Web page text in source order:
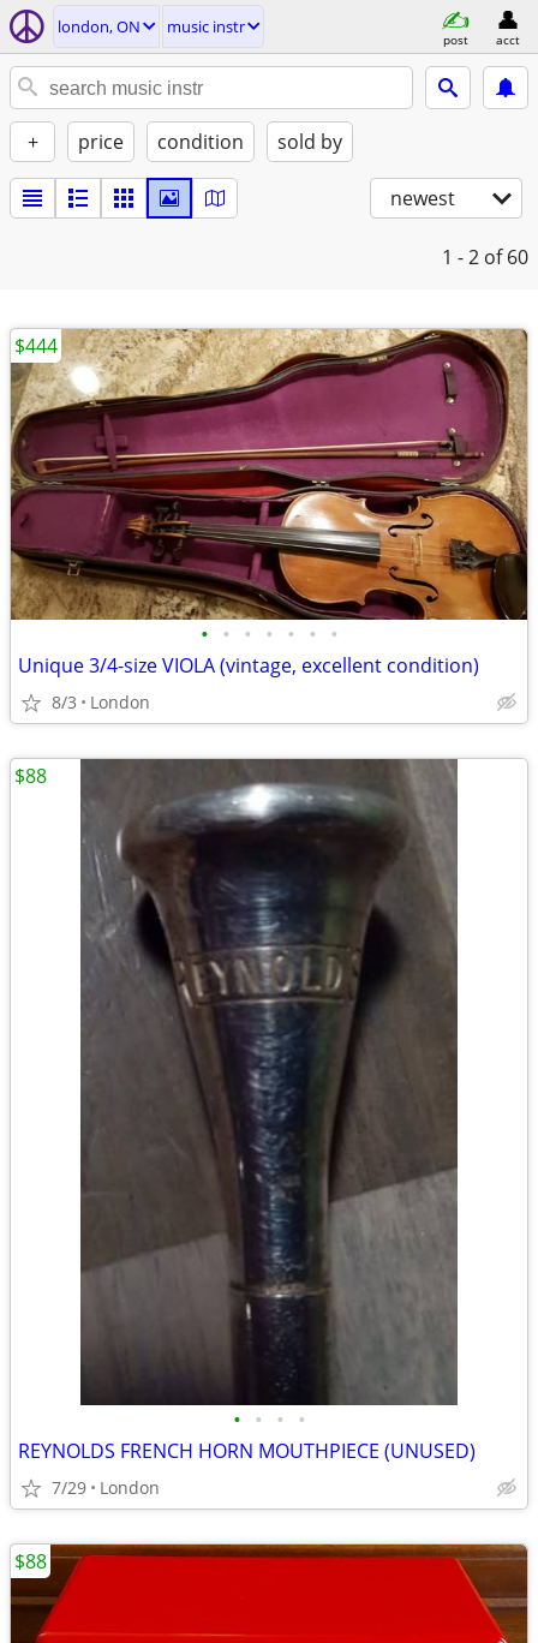
london, ON music instr
post acct
+ price condition sold by
newest
1 - 2 of 60
• • • • • • •
Unique 3/4-size VIOLA (vintage, excellent condition)
8/3 London
$444
• • • •
REYNOLDS FRENCH HORN MOUTHPIECE (UNUSED)
7/29 London
$88
$88